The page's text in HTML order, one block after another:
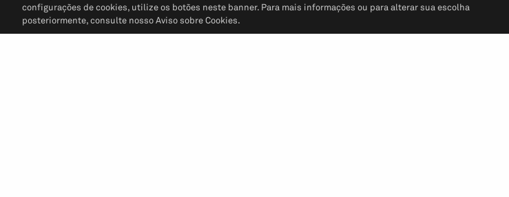
configurações de cookies, utilize os botões neste banner. Para mais informações ou para alterar sua escolha
posteriormente, consulte nosso Aviso sobre Cookies.